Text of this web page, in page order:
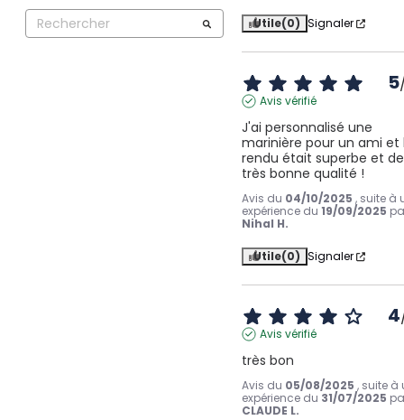
Utile(0) Signaler
5
Avis vérifié
J'ai personnalisé une
marinière pour un ami et
rendu était superbe et de
très bonne qualité !
Avis du 04/10/2025 , suite à
expérience du19/09/2025
Nihal H.
Utile(0) Signaler
4
Avis vérifié
très bon
Avis du 05/08/2025 , suite à
expérience du 31/07/2025
CLAUDE L.